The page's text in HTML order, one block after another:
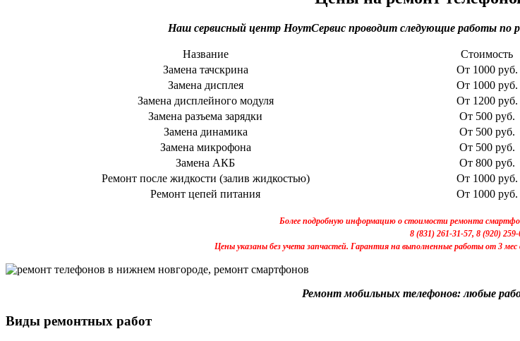
Наш сервисный центр НоутСервис проводит следующие работы
Название
Стоимость
Замена тачскрина
От 1000 руб.
Замена дисплея
От 1000 руб.
Замена дисплейного модуля
От 1200 руб.
Замена разъема зарядки
От 500 руб.
Замена динамика
От 500 руб.
Замена микрофона
От 500 руб.
Замена АКБ
От 800 руб.
Ремонт после жидкости (залив жидкостью)
От 1000 руб.
Ремонт цепей питания
От 1000 руб.
Более подробную информацию о стоимости ремонта
8 (831) 261-31-57, 8 (920)
Цены указаны без учета запчастей. Гарантия на выполненные работы от 3
Ремонт мобильных телефонов: любые
Виды ремонтных работ